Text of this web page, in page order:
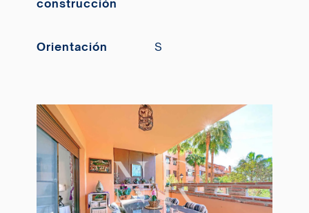
construcción
Orientación S